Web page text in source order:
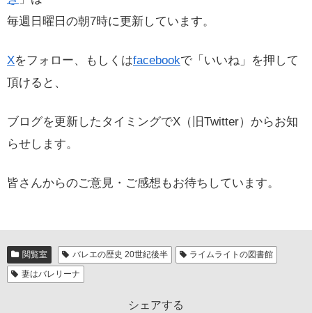
毎週日曜日の朝7時に更新しています。
Xをフォロー、もしくはfacebookで「いいね」を押して
頂けると、
ブログを更新したタイミングでX（旧Twitter）からお知
らせします。
皆さんからのご意見・ご感想もお待ちしています。
閲覧室 バレエの歴史 20世紀後半
ライムライトの図書館
妻はバレリーナ
シェアする